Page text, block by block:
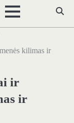
kilimas ir
ir
ir